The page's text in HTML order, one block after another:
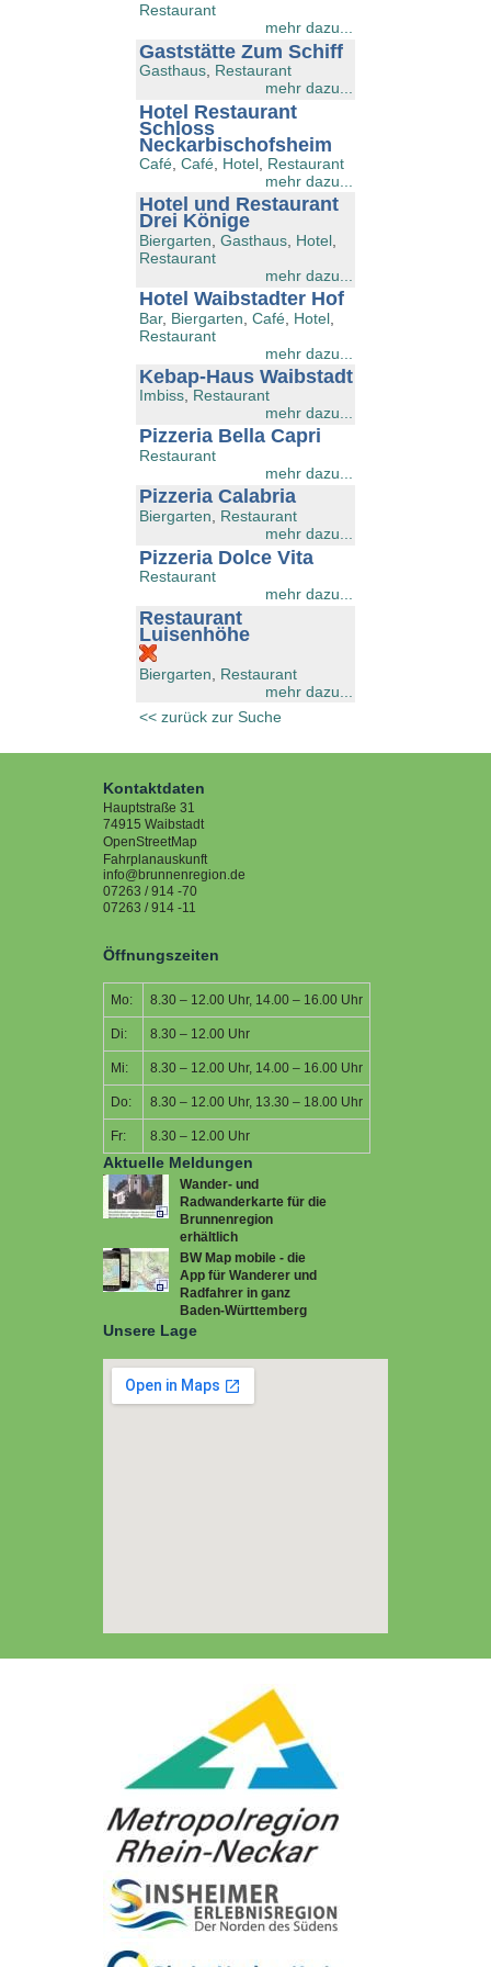
Restaurant
mehr dazu...
Gaststätte Zum Schiff
Gasthaus, Restaurant
mehr dazu...
Hotel Restaurant
Schloss
Neckarbischofsheim
Café, Café, Hotel, Restaurant
mehr dazu...
Hotel und Restaurant
Drei Könige
Biergarten Gasthaus, Hotel,
Restaurant
mehr dazu...
Hotel Waibstadter Hof
Bar, Biergarten Café, Hotel,
Restaurant
mehr dazu...
Kebap-Haus Waibstadt
Imbiss, Restaurant
mehr dazu...
Pizzeria Bella Capri
Restaurant
mehr dazu...
Pizzeria Calabria
Biergarten, Restaurant
mehr dazu...
Pizzeria Dolce Vita
Restaurant
mehr dazu...
Restaurant
Luisenhöhe
Biergarten
Restaurant
mehr dazu...
<< zurück zur Suche
Kontaktdaten
Hauptstraße 31
74915 Waibstadt
OpenStreetMap
Fahrplanauskunft
info@brunnenregion.de
07263 / 914 -70
07263 / 914 -11
Öffnungszeiten
Mo: 8.30 – 12.00 Uhr, 14.00 – 16.00 Uhr
Di: 8.30 – 12.00 Uhr
Mi: 8.30 – 12.00 Uhr, 14.00 – 16.00 Uhr
Do: 8.30 – 12.00 Uhr, 13.30 – 18.00 Uhr
Fr: 8.30 – 12.00 Uhr
Aktuelle Meldungen
Wander- und
Radwanderkarte für die
Brunnenregion
erhältlich
BW Map mobile - die
App für Wanderer und
Radfahrer in ganz
Baden-Württemberg
Unsere Lage